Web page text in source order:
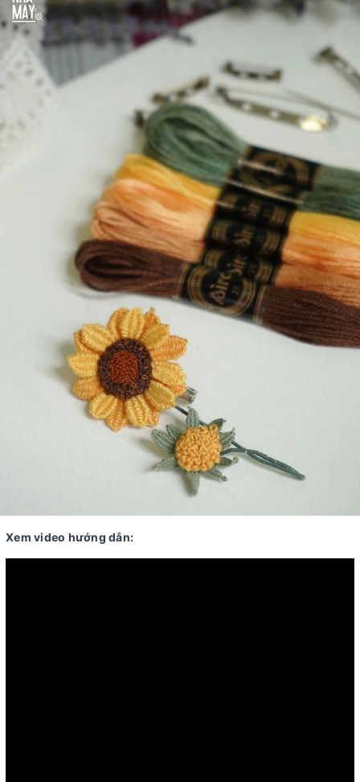
Xem video hướng dẫn: